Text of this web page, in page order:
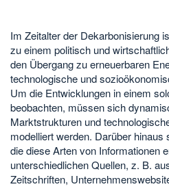
Im Zeitalter der Dekarbonisierung
zu einem politisch und
den Übergang zu erneuerbaren
technologische und
Um die Entwicklungen in einem
beobachten, müssen sich
Marktstrukturen und
modelliert werden. Darüber
die diese Arten von Informationen
unterschiedlichen Quellen, z. B.
Zeitschriften,